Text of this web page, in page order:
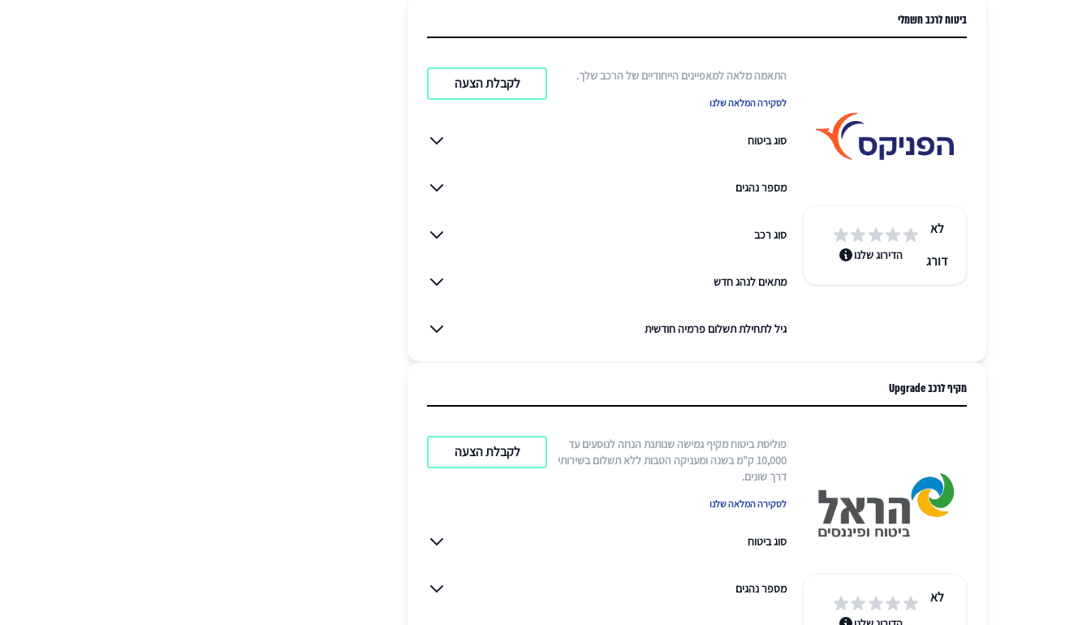
ביטוח לרכב חשמלי
לא
דורג
הדירוג שלנו
התאמה מלאה למאפיינים הייחודיים של הרכב שלך.
לסקירה המלאה שלנו
לקבלת הצעה
סוג ביטוח
מספר נהגים
סוג רכב
מתאים לנהג חדש
גיל לתחילת תשלום פרמיה חודשית
מקיף לרכב Upgrade
לא
פוליסת ביטוח מקיף גמישה שנותנת הנחה לנוסעים עד
10,000 ק"מ בשנה ומעניקה הטבות ללא תשלום בשירותי
דרך שונים​.
לסקירה המלאה שלנו
לקבלת הצעה
סוג ביטוח
מספר נהגים